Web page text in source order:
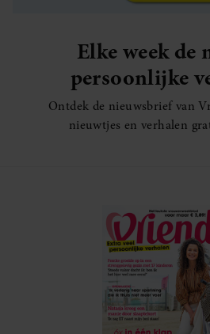
Elke week de
persoonlijke
Ontdek de nieuwsbrief van
nieuwtjes en verhalen